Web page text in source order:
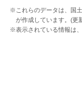
※ これらのデータは、国
が作成しています。(更
※表示されている情報は